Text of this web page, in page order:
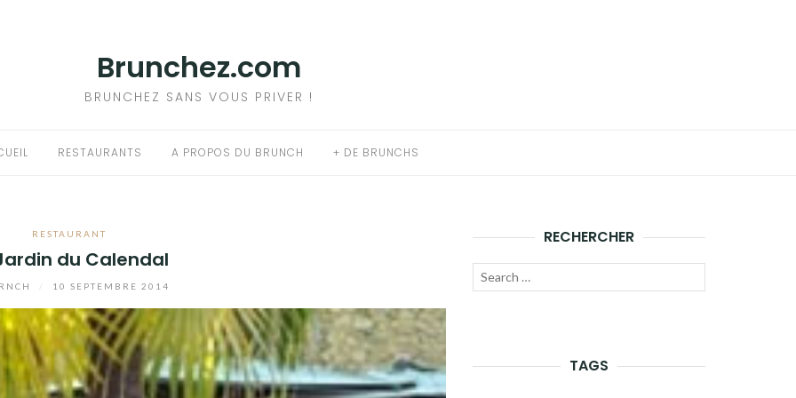
Brunchez.com
BRUNCHEZ SANS VOUS PRIVER !
RESTAURANTS A PROPOS DU BRUNCH + DE BRUNCHS
RESTAURANT
du Calendal
10 SEPTEMBRE 2014
RECHERCHER
Recherche
TAGS